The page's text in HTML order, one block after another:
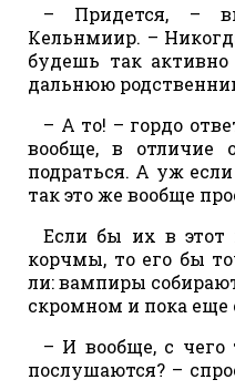
– Придется, –
Кельнмиир. –
будешь так
дальнюю
– А то! – гордо
вообще, в отличие
подраться. А уж
так это же вообще
Если бы их в
корчмы, то его бы
ли: вампиры
скромном и пока еще
– И вообще, с чего
послушаются? –